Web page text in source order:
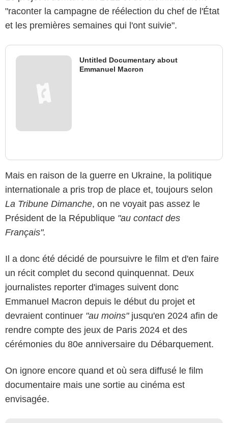
"raconter la campagne de réélection du chef de l'État
et les premières semaines qui l'ont suivie".
Untitled Documentary about
Emmanuel Macron
Mais en raison de la guerre en Ukraine, la politique
internationale a pris trop de place et, toujours selon
La Tribune Dimanche, on ne voyait pas assez le
Président de la République "au contact des
Français".
Il a donc été décidé de poursuivre le film et d'en faire
un récit complet du second quinquennat. Deux
journalistes reporter d'images suivent donc
Emmanuel Macron depuis le début du projet et
devraient continuer "au moins"jusqu'en 2024 afin de
rendre compte des jeux de Paris 2024 et des
cérémonies du 80e anniversaire du Débarquement.
On ignore encore quand et où sera diffusé le film
documentaire mais une sortie au cinéma est
envisagée.